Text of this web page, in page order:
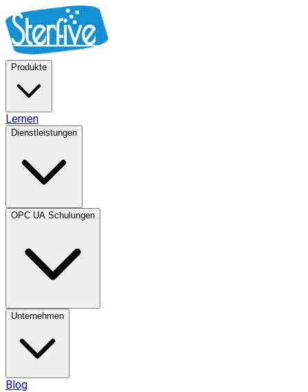
Produkte
Lernen
Dienstleistungen
OPC UA Schulungen
Unternehmen
Blog